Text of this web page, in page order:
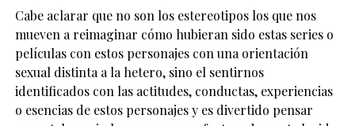
Cabe aclarar que no son los estereotipos los que nos
mueven a reimaginar cómo hubieran sido estas series o
películas con estos personajes con una orientación
sexual distinta a la hetero, sino el sentirnos
identificados con las actitudes, conductas, experiencias
o esencias de estos personajes y es divertido pensar